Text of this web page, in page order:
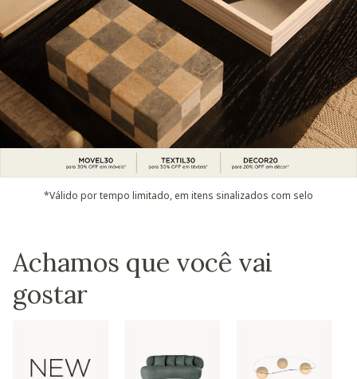
*Válido por tempo limitado, em itens sinalizados com selo
Achamos que você vai
gostar